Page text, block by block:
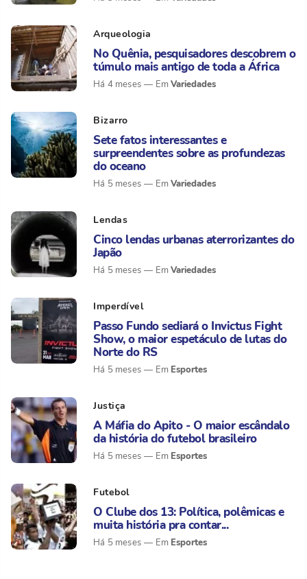
Arqueologia
No Quênia, pesquisadores descobrem o
túmulo mais antigo de toda a África
Há 4 meses Variedades
Bizarro
Sete fatos interessantes e
surpreendentes sobre as profundezas
do oceano
Há 5 meses Variedades
Lendas
Cinco lendas urbanas aterrorizantes do
Japão
Há 5 meses Variedades
Imperdível
Passo Fundo sediará o Invictus Fight
Show, o maior espetáculo de lutas do
Norte do RS
Há 5 meses Esportes
Justiça
A Máfia do Apito - O maior escândalo
da história do futebol brasileiro
Há 5 meses Esportes
Futebol
O Clube dos 13: Política, polêmicas e
muita história pra contar...
Há 5 meses Esportes